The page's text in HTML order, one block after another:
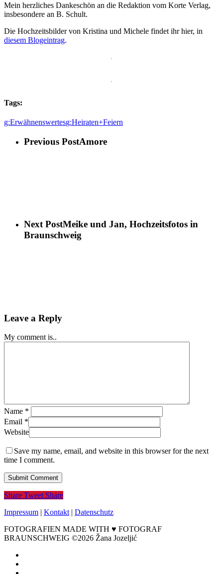
Mein herzliches Dankeschön an die Redaktion vom Korte Verlag,
insbesondere an B. Schult.
Die Hochzeitsbilder von Kristina und Michele findet ihr hier, in
diesem Blogeintrag.
Tags:
g:Erwähnenswertesg:Heiraten+Feiern
Previous PostAmore
Next PostMeike und Jan, Hochzeitsfotos in
Braunschweig
Leave a Reply
My comment is..
Name *
Email *
Website
Save my name, email, and website in this browser for the next
time I comment.
Share Tweet Share
Impressum | Kontakt | Datenschutz
FOTOGRAFIEN MADE WITH ♥ FOTOGRAF
BRAUNSCHWEIG ©2026 Žana Jozeljić